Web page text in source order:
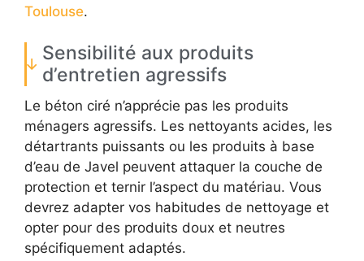
Toulouse.
Sensibilité aux produits
d’entretien agressifs
Le béton ciré n’apprécie pas les produits
ménagers agressifs. Les nettoyants acides, les
détartrants puissants ou les produits à base
d’eau de Javel peuvent attaquer la couche de
protection et ternir l’aspect du matériau. Vous
devrez adapter vos habitudes de nettoyage et
opter pour des produits doux et neutres
spécifiquement adaptés.